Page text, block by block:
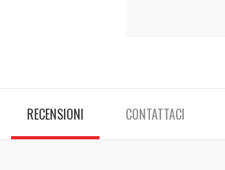
RECENSIONI CONTATTACI